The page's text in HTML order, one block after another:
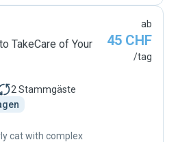
TakeCare of Your
2 Stammgäste
cat with complex
ab
45 CHF
/tag